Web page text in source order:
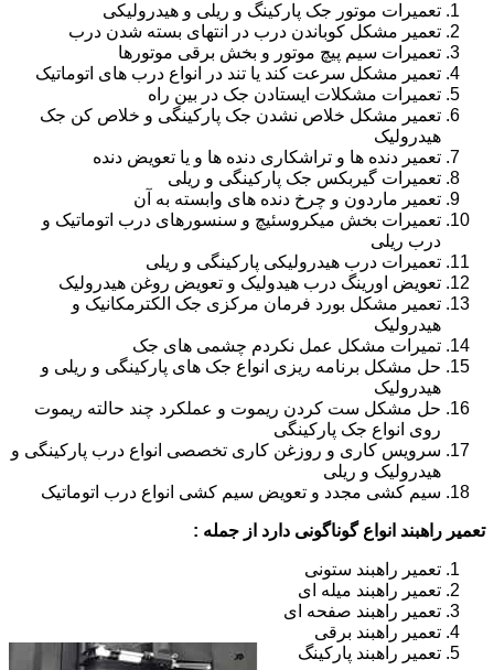
تعمیرات موتور جک پارکینگ و ریلی و هیدرولیکی
تعمیر مشکل کوباندن درب در انتهای بسته شدن درب
تعمیرات سیم پیچ موتور و بخش برقی موتورها
تعمیر مشکل سرعت کند یا تند در انواع درب های اتوماتیک
تعمیرات مشکلات ایستادن جک در بین راه
تعمیر مشکل خلاص نشدن جک پارکینگی و خلاص کن جک
هیدرولیک
تعمیر دنده ها و تراشکاری دنده ها و یا تعویض دنده
تعمیرات گیربکس جک پارکینگی و ریلی
تعمیر ماردون و چرخ دنده های وابسته به آن
تعمیرات بخش میکروسئیچ و سنسورهای درب اتوماتیک و
درب ریلی
تعمیرات درب هیدرولیکی پارکینگی و ریلی
تعویض اورینگ درب هیدولیک و تعویض روغن هیدرولیک
تعمیر مشکل بورد فرمان مرکزی جک الکترمکانیک و
هیدرولیک
تمیرات مشکل عمل نکردم چشمی های جک
حل مشکل برنامه ریزی انواع جک های پارکینگی و ریلی و
هیدرولیک
حل مشکل ست کردن ریموت و عملکرد چند حالته ریموت
روی انواع جک پارکینگی
سرویس کاری و روزغن کاری تخصصی انواع درب پارکینگی و
هیدرولیک و ریلی
سیم کشی مجدد و تعویض سیم کشی انواع درب اتوماتیک
تعمیر راهبند انواع گوناگونی دارد از جمله :
تعمیر راهبند ستونی
تعمیر راهبند میله ای
تعمیر راهبند صفحه ای
تعمیر راهبند برقی
تعمیر راهبند پارکینگ